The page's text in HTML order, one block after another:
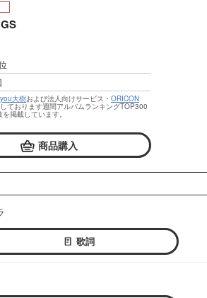
you大樹および法人向けサービス・ ORICON
ております週間アルバムランキングTOP300
掲載しています。
商品購入
歌詞